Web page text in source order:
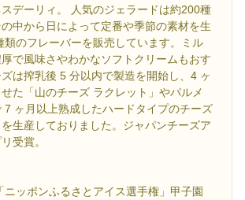
デーリィ。 人気のジェラードは約200種
中から日によって定番や季節の素材を生
類のフレーバーを販売しています。ミル
で風味さやわかなソフトクリームもおす
は搾乳後 5 分以内で製造を開始し、4 ヶ
た「山のチーズ ラクレット」やパルメ
7 ヶ月以上熟成したハードタイプのチーズ
を生産しておりました。ジャパンチーズア
受賞。
ニッポンふるさとアイス選手権」甲子園